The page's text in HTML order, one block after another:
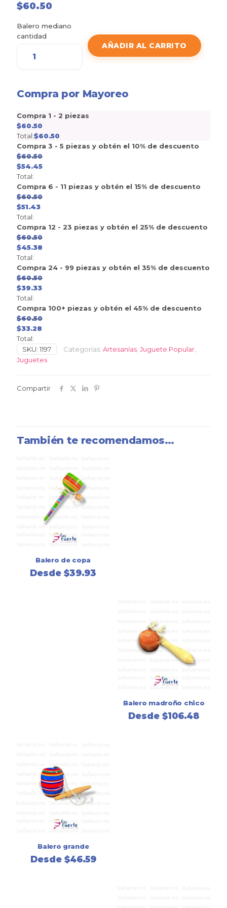
$60.50
Balero mediano
cantidad
AÑADIR AL CARRITO
Compra por Mayoreo
Compra 1 - 2 piezas
$60.50
Total:$60.50
Compra 3 - 5 piezas y obtén el 10% de descuento
$60.50
$54.45
Total:
Compra 6 - 11 piezas y obtén el 15% de descuento
$60.50
$51.43
Total:
Compra 12 - 23 piezas y obtén el 25% de descuento
$60.50
$45.38
Total:
Compra 24 - 99 piezas y obtén el 35% de descuento
$60.50
$39.33
Total:
Compra 100+ piezas y obtén el 45% de descuento
$60.50
$33.28
Total:
SKU: 1197 Categorías: Artesanías Juguete Popular
Juguetes
Compartir
También te recomendamos…
Balero de copa
Desde$39.93
Balero madroño chico
Desde$106.48
Balero grande
Desde $46.59